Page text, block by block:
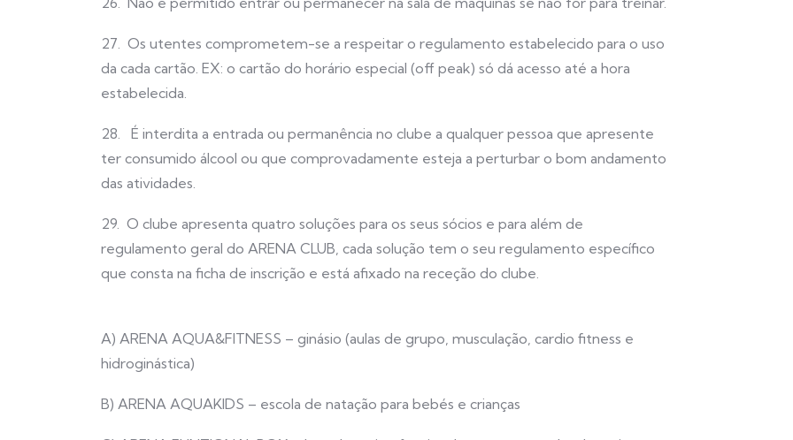
27. Os utentes comprometem-se a respeitar o regulamento estabelecido para o uso
da cada cartão. EX: o cartão do horário especial (off peak) só dá acesso até a hora
estabelecida.
28. É interdita a entrada ou permanência no clube a qualquer pessoa que apresente
ter consumido álcool ou que comprovadamente esteja a perturbar o bom andamento
das atividades.
29. O clube apresenta quatro soluções para os seus sócios e para além de
regulamento geral do ARENA CLUB, cada solução tem o seu regulamento específico
que consta na ficha de inscrição e está afixado na receção do clube.
A) ARENA AQUA&FITNESS – ginásio (aulas de grupo, musculação, cardio fitness e
hidroginástica)
B) ARENA AQUAKIDS – escola de natação para bebés e crianças